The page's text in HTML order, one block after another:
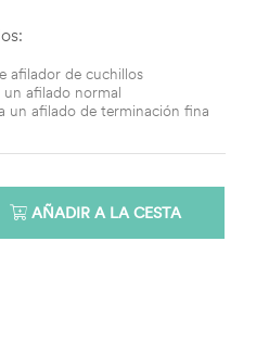
afilador de cuchillos
afilado normal
un afilado de terminación fina
AÑADIR A LA CESTA